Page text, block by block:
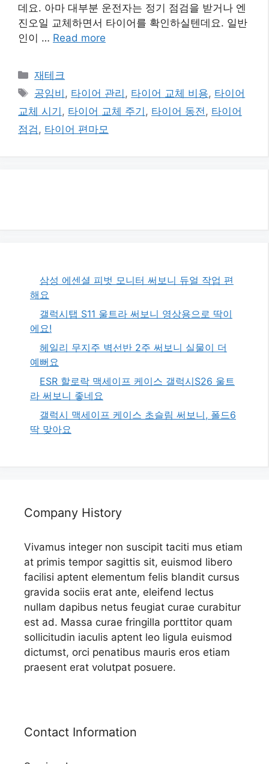
데요. 아마 대부분 운전자는 정기 점검을 받거나 엔
진오일 교체하면서 타이어를 확인하실텐데요. 일반
인이 … Read more
카
테
리
재테크
태
그
공임비 , 타이어 관리 , 타이어 교체 비용, 타이어
교체 시기 , 타이어 교체 주기 , 타이어 동전, 타이어
점검, 타이어 편마모
삼성 에센셜 피벗 모니터 써보니 듀얼 작업 편
해요
갤럭시탭 S11 울트라 써보니 영상용으로 딱이
에요!
헤일리 무지주 벽선반 2주 써보니 실물이 더
예뻐요
ESR 할로락 맥세이프 케이스 갤럭시S26 울트
라 써보니 좋네요
갤럭시 맥세이프 케이스 초슬림 써보니, 폴드6
딱 맞아요
Company History
Vivamus integer non suscipit taciti mus etiam
at primis tempor sagittis sit, euismod libero
facilisi aptent elementum felis blandit cursus
gravida sociis erat ante, eleifend lectus
nullam dapibus netus feugiat curae curabitur
est ad. Massa curae fringilla porttitor quam
sollicitudin iaculis aptent leo ligula euismod
dictumst, orci penatibus mauris eros etiam
praesent erat volutpat posuere.
Contact Information